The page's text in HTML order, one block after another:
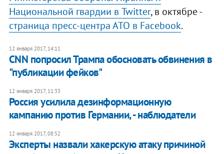
Национальной гвардии в Twitter, в октябре -
страница пресс-центра АТО в Facebook.
12 января 2017, 14:11
CNN попросил Трампа обосновать обвинения в
"публикации фейков"
12 января 2017, 11:33
Россия усилила дезинформационную
кампанию против Германии, - наблюдатели
12 января 2017, 08:52
Эксперты назвали хакерскую атаку причиной